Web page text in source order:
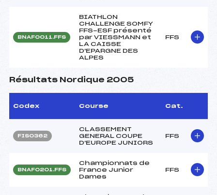
BNAF0011.FFS
BIATHLON
CHALLENGE SOMFY
FFS-ESF présenté
par VIESSMANN et
LA CAISSE
D'EPARGNE DES
ALPES
FFS
Résultats Nordique 2005
Codex Course Cat.
FIS0362
CLASSEMENT
GENERAL COUPE
D'EUROPE JUNIORS
FFS
BNAF0201.FFS
Championnats de
France Junior
Dames
FFS